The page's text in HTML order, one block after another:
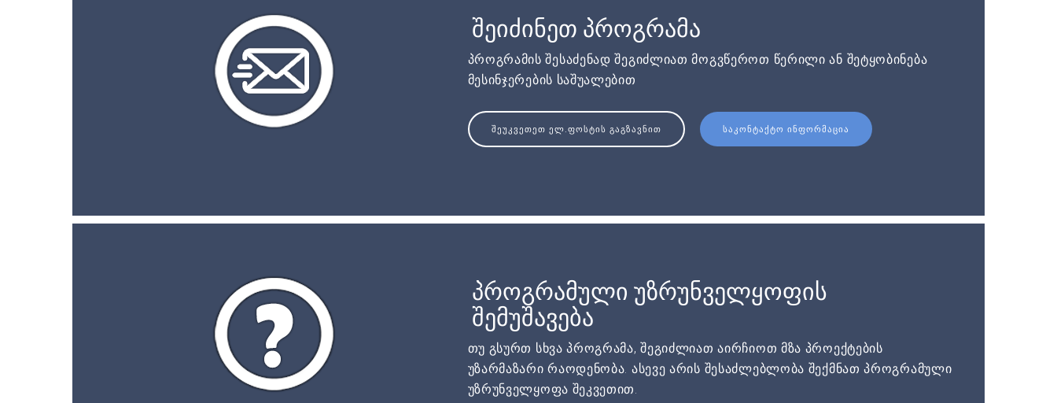
შეიძინეთ პროგრამა
პროგრამის შესაძენად შეგიძლიათ მოგვწეროთ წერილი ან შეტყობინება
მესინჯერების საშუალებით
ᲨᲔᲣᲙᲕᲔᲗᲔᲗ ᲔᲚ.ᲤᲝᲡᲢᲘᲡ ᲒᲐᲒᲖᲐᲕᲜᲘᲗ ᲡᲐᲙᲝᲜᲢᲐᲥᲢᲝ ᲘᲜᲤᲝᲠᲛᲐᲪᲘᲐ
პროგრამული უზრუნველყოფის
შემუშავება
თუ გსურთ სხვა პროგრამა, შეგიძლიათ აირჩიოთ მზა პროექტების
უზარმაზარი რაოდენობა. ასევე არის შესაძლებლობა შექმნათ პროგრამული
უზრუნველყოფა შეკვეთით.